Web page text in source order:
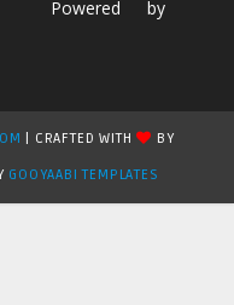
Powered by
| CRAFTED WITH
BY
GOOYAABI TEMPLATES